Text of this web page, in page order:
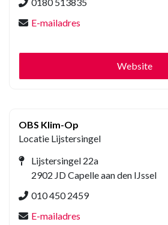
0180 513835
E-mailadres
Website
OBS Klim-Op
Locatie Lijstersingel
Lijstersingel 22a
2902 JD Capelle aan den IJssel
010 450 2459
E-mailadres